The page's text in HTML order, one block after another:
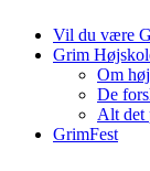
Vil du være
Grim
Om
De
Alt det
GrimFest